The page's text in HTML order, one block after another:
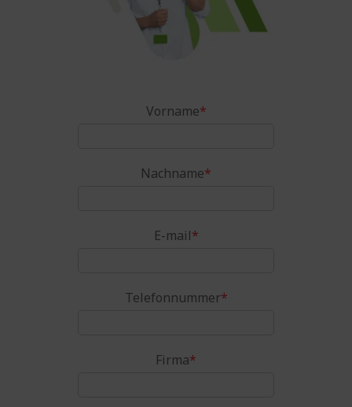
Vorname*
Nachname*
E-mail*
Telefonnummer*
Firma*